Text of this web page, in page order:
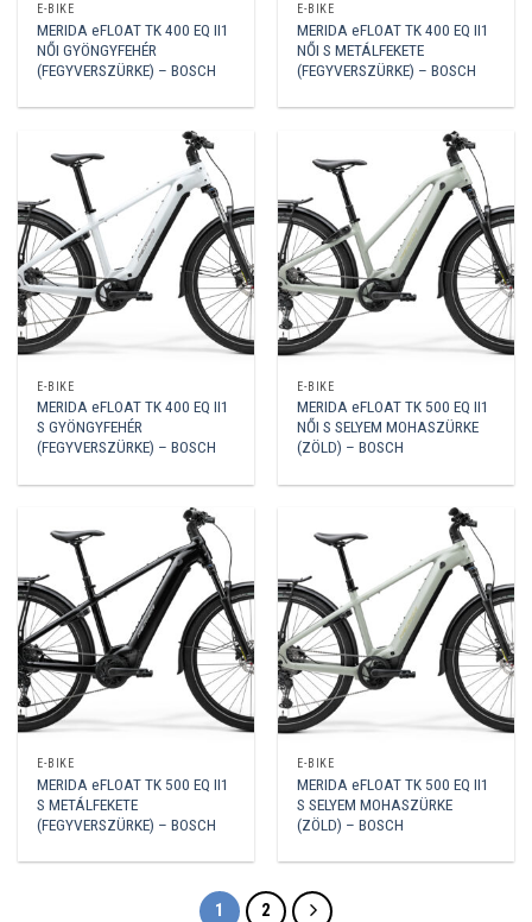
E-BIKE
MERIDA eFLOAT TK 400 EQ II1
NŐI GYÖNGYFEHÉR
(FEGYVERSZÜRKE) – BOSCH
E-BIKE
MERIDA eFLOAT TK 400 EQ II1
NŐI S METÁLFEKETE
(FEGYVERSZÜRKE) – BOSCH
E-BIKE
MERIDA eFLOAT TK 400 EQ II1
S GYÖNGYFEHÉR
(FEGYVERSZÜRKE) – BOSCH
E-BIKE
MERIDA eFLOAT TK 500 EQ II1
NŐI S SELYEM MOHASZÜRKE
(ZÖLD) – BOSCH
E-BIKE
MERIDA eFLOAT TK 500 EQ II1
S METÁLFEKETE
(FEGYVERSZÜRKE) – BOSCH
E-BIKE
MERIDA eFLOAT TK 500 EQ II1
S SELYEM MOHASZÜRKE
(ZÖLD) – BOSCH
1 2